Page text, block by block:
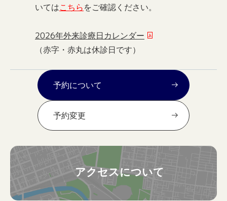
いてはこちらをご確認ください。
2026年外来診療日カレンダー
（赤字・赤丸は休診日です）
予約について
予約変更
アクセスについて